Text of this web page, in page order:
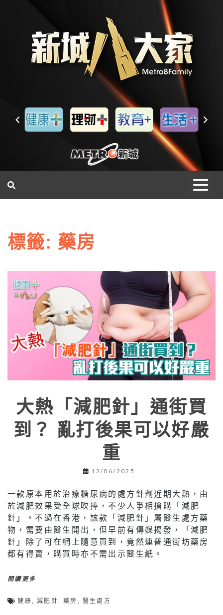
標籤: 藥房
大熱「減肥針」通街買
到？ 亂打後果可以好嚴
重
12/06/2025
一款原本用於治療糖尿病的處方針劑近期大熱，由
於減肥效果受全球吹捧，不少人爭相搶購「減肥
針」。不過在香港，該款「減肥針」屬醫生處方藥
物，需要由醫生開出，但早前有傳媒揭發，「減肥
針」除了可在網上隨意買到，竟然連普通街坊藥房
都有得賣，購買時亦不需出示醫生紙。
閱讀更多
健康,減肥針,藥房 , 醫生處方